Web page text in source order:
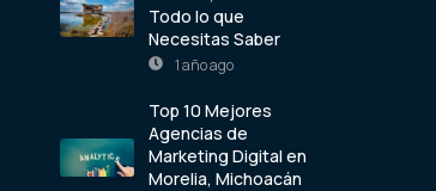
Todo lo que
Necesitas Saber
1 año ago
Top 10 Mejores
Agencias de
Marketing Digital en
Morelia, Michoacán